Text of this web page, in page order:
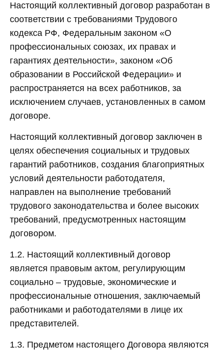
Настоящий коллективный договор разработан в
соответствии с требованиями Трудового
кодекса РФ, Федеральным законом «О
профессиональных союзах, их правах и
гарантиях деятельности», законом «Об
образовании в Российской Федерации» и
распространяется на всех работников, за
исключением случаев, установленных в самом
договоре.
Настоящий коллективный договор заключен в
целях обеспечения социальных и трудовых
гарантий работников, создания благоприятных
условий деятельности работодателя,
направлен на выполнение требований
трудового законодательства и более высоких
требований, предусмотренных настоящим
договором.
1.2. Настоящий коллективный договор
является правовым актом, регулирующим
социально – трудовые, экономические и
профессиональные отношения, заключаемый
работниками и работодателями в лице их
представителей.
1.3. Предметом настоящего Договора являются